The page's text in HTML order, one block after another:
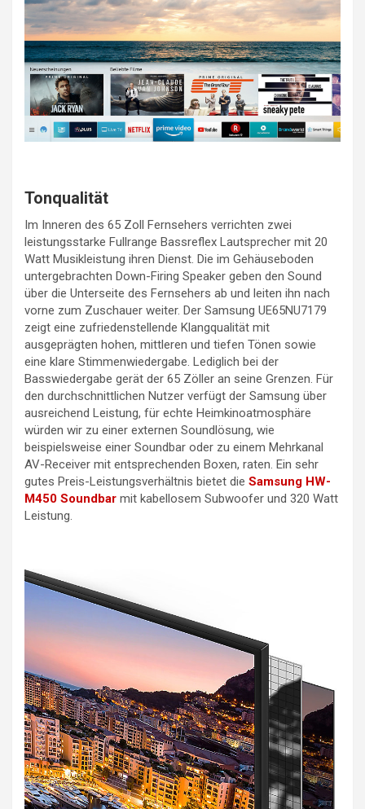
Tonqualität
Im Inneren des 65 Zoll Fernsehers verrichten zwei
leistungsstarke Fullrange Bassreflex Lautsprecher mit 20
Watt Musikleistung ihren Dienst. Die im Gehäuseboden
untergebrachten Down-Firing Speaker geben den Sound
über die Unterseite des Fernsehers ab und leiten ihn nach
vorne zum Zuschauer weiter. Der Samsung UE65NU7179
zeigt eine zufriedenstellende Klangqualität mit
ausgeprägten hohen, mittleren und tiefen Tönen sowie
eine klare Stimmenwiedergabe. Lediglich bei der
Basswiedergabe gerät der 65 Zöller an seine Grenzen. Für
den durchschnittlichen Nutzer verfügt der Samsung über
ausreichend Leistung, für echte Heimkinoatmosphäre
würden wir zu einer externen Soundlösung, wie
beispielsweise einer Soundbar oder zu einem Mehrkanal
AV-Receiver mit entsprechenden Boxen, raten. Ein sehr
gutes Preis-Leistungsverhältnis bietet die Samsung HW-
M450 Soundbar mit kabellosem Subwoofer und 320 Watt
Leistung.